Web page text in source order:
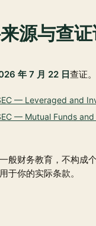
源与查
年 7 月 22 日查证
— Leveraged and
— Mutual Funds and
般财务教育，不构成
于你的实际条款。